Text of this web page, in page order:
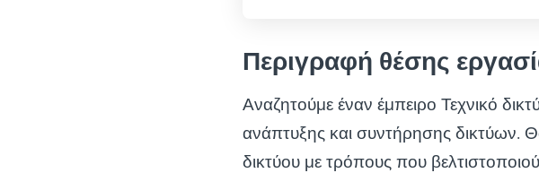
Περιγραφή θέσης
Αναζητούμε έναν έμπειρο Τεχνικό
ανάπτυξης και συντήρησης δικτύων.
δικτύου με τρόπους που